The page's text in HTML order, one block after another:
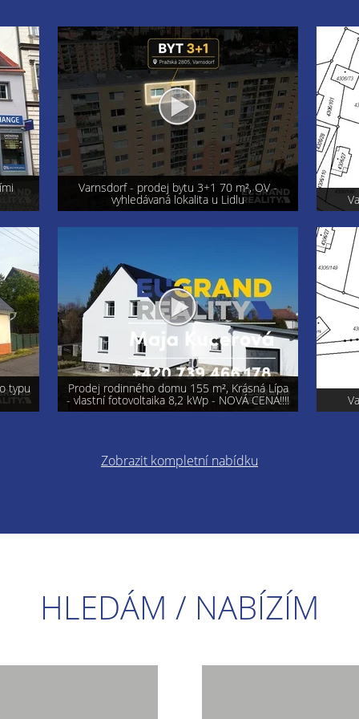
-
Lípa
Varnsdorf - prodej pozemku 800 m²
Varnsdorf - prodej pozemku 740 m²
Zobrazit kompletní nabídku
HLEDÁM / NABÍZÍM